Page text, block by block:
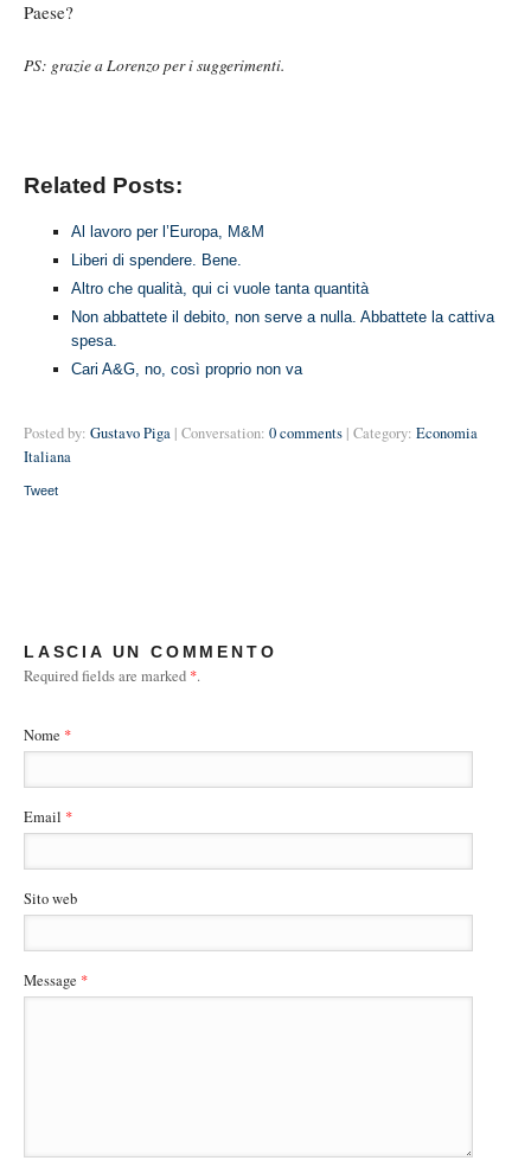
Paese?
PS: grazie a Lorenzo per i suggerimenti.
Related Posts:
Al lavoro per l’Europa, M&M
Liberi di spendere. Bene.
Altro che qualità, qui ci vuole tanta quantità
Non abbattete il debito, non serve a nulla. Abbattete la cattiva
spesa.
Cari A&G, no, così proprio non va
Posted by: Gustavo Piga | Conversation: 0 comments | Category: Economia
Italiana
Tweet
LASCIA UN COMMENTO
Required fields are marked *.
Nome *
Email *
Sito web
Message *